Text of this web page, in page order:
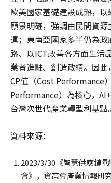
歐美國家基礎建設成熟，
願景明確，強調由民間資
運；東南亞國家多半仍為
路、以ICT改善各方面生活
業者進駐、創造政績。因
CP值（Cost Performance
Performance）為核心，
台灣次世代產業轉型利基點。
資料來源：
2023/3/30《智慧供應鏈
會》，資策會產業情報研